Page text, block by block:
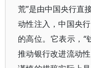
荒”是由中国央行直
动性注入，中国央
的高位。它表示，“
推动银行改进流动